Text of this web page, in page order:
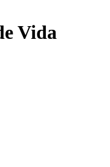
Vida